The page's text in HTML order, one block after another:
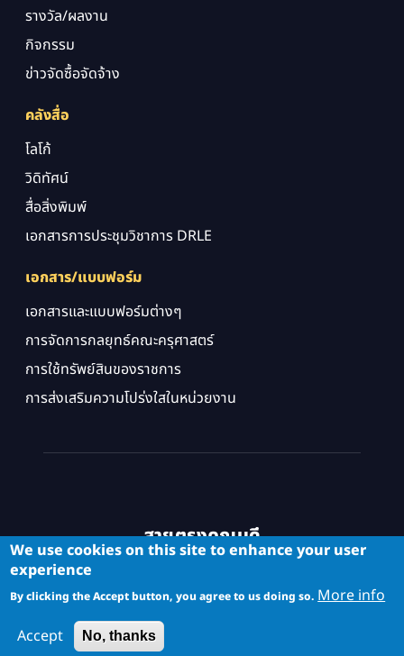
รางวัล/ผลงาน
กิจกรรม
ข่าวจัดซื้อจัดจ้าง
คลังสื่อ
โลโก้
วิดิทัศน์
สื่อสิ่งพิมพ์
เอกสารการประชุมวิชาการ DRLE
เอกสาร/แบบฟอร์ม
เอกสารและแบบฟอร์มต่างๆ
การจัดการกลยุทธ์คณะครุศาสตร์
การใช้ทรัพย์สินของราชการ
การส่งเสริมความโปร่งใสในหน่วยงาน
สายตรงคณบดี
We use cookies on this site to enhance your user
experience
By clicking the Accept button, you agree to us doing so. More info
Accept
No, thanks